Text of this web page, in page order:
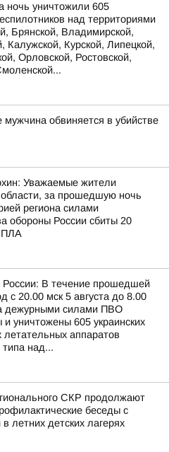
уничтожили 605
над территориями
Брянской, Владимирской,
Калужской, Курской, Липецкой,
Орловской, Ростовской,
обвиняется в убийстве
Уважаемые жители
за прошедшую ночь
региона силами
обороны России сбиты 20
В течение прошедшей
с 20.00 мск 5 августа до 8.00
дежурными силами ПВО
и уничтожены 605 украинских
летательных аппаратов
типа над...
СКР продолжают
беседы с
летних детских лагерях